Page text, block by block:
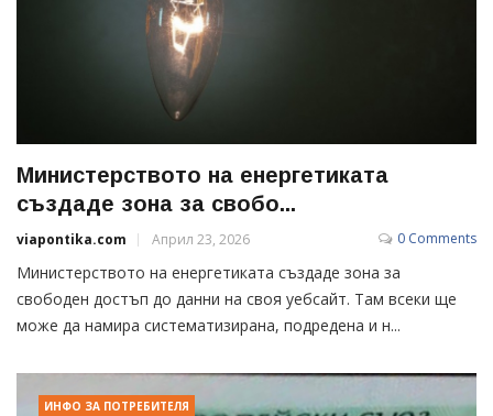
Министерството на енергетиката
създаде зона за свобо...
viapontika.com Април 23, 2026 0 Comments
Министерството на енергетиката създаде зона за
свободен достъп до данни на своя уебсайт. Там всеки ще
може да намира систематизирана, подредена и н...
ИНФО ЗА ПОТРЕБИТЕЛЯ